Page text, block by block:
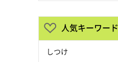
人気キーワード
しつけ